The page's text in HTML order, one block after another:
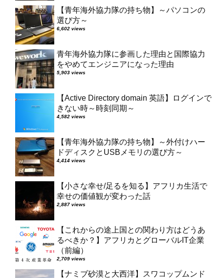
【青年海外協力隊の持ち物】～パソコンの
選び方～
6,602 views
青年海外協力隊に参画した理由と国際協力
をやめてエンジニアになった理由
5,903 views
【Active Directory domain 英語】ログインで
きない時～時刻同期～
4,582 views
【青年海外協力隊の持ち物】～外付けハー
ドディスクとUSBメモリの選び方～
4,414 views
【小さな幸せ/足るを知る】アフリカ生活で
幸せの価値観が変わった話
2,887 views
【これからの途上国との関わり方はどうあ
るべきか？】アフリカとグローバルIT企業
（前編）
2,709 views
【ナミブ砂漠と大西洋】スワコップムンド